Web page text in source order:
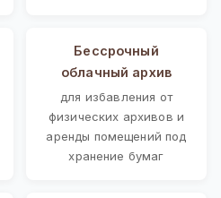
Бессрочный
облачный архив
для избавления от
физических архивов и
аренды помещений под
хранение бумаг